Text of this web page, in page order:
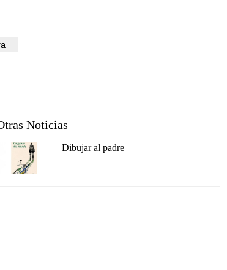
Noticias
Dibujar al padre